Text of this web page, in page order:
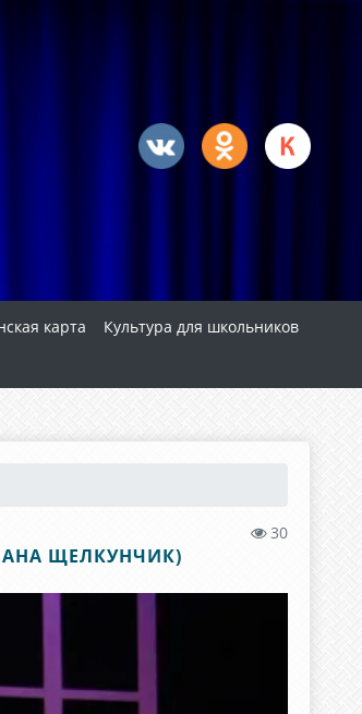
карта
Культура для школьников
30
ЩЕЛКУНЧИК)